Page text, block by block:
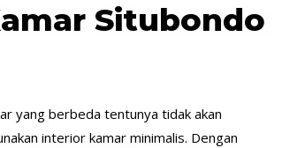
Situbondo
yang berbeda tentunya tidak akan
interior kamar minimalis. Dengan